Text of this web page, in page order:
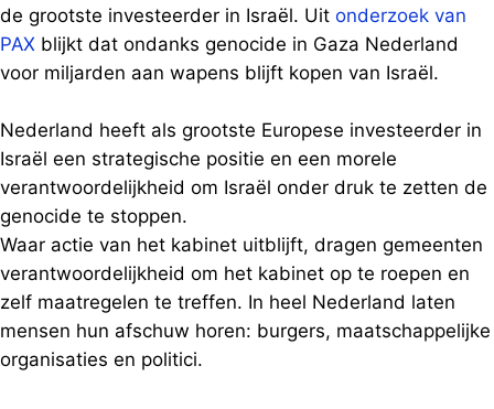
de grootste investeerder in Israël. Uit onderzoek van
PAX blijkt dat ondanks genocide in Gaza Nederland
voor miljarden aan wapens blijft kopen van Israël.
Nederland heeft als grootste Europese investeerder in
Israël een strategische positie en een morele
verantwoordelijkheid om Israël onder druk te zetten de
genocide te stoppen.
Waar actie van het kabinet uitblijft, dragen gemeenten
verantwoordelijkheid om het kabinet op te roepen en
zelf maatregelen te treffen. In heel Nederland laten
mensen hun afschuw horen: burgers, maatschappelijke
organisaties en politici.